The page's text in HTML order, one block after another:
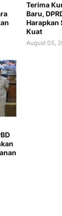
Terima
Baru,
Harapkan
Kuat
August 05,